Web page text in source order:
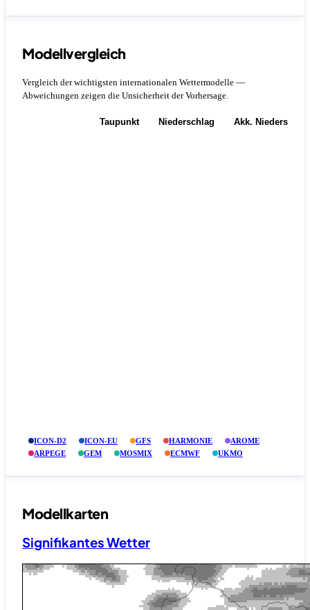
Modellvergleich
Vergleich der wichtigsten internationalen Wettermodelle —
Abweichungen zeigen die Unsicherheit der Vorhersage.
Taupunkt Niederschlag Akk.
ICON-D2 ICON-EU GFS HARMONIE
AROME
ARPEGE
GEM MOSMIX ECMWF UKMO
Modellkarten
Signifikantes Wetter